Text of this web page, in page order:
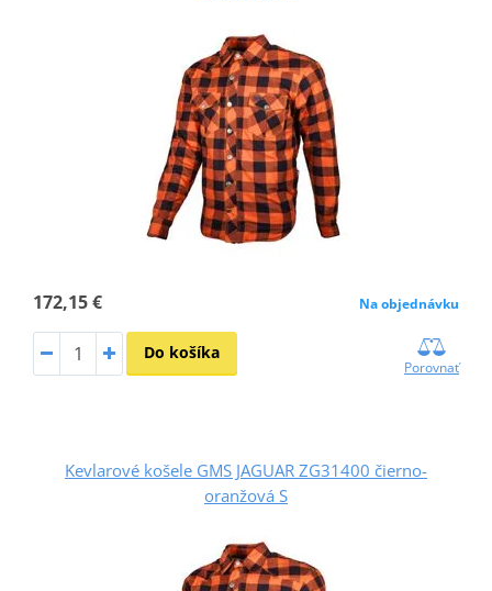
172,15 € Na objednávku
Do košíka
Porovnať
Kevlarové košele GMS JAGUAR ZG31400 čierno-
oranžová S